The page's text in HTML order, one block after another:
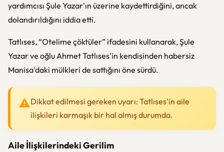
yardımcısı Şule Yazar'ın üzerine kaydettirdiğini, ancak
dolandırıldığını iddia etti.
Tatlıses, “Otelime çöktüler” ifadesini kullanarak, Şule
Yazar ve oğlu Ahmet Tatlıses’in kendisinden habersiz
Manisa'daki mülkleri de sattığını öne sürdü.
Dikkat edilmesi gereken uyarı: Tatlıses'in aile
ilişkileri karmaşık bir hal almış durumda.
Aile İlişkilerindeki Gerilim